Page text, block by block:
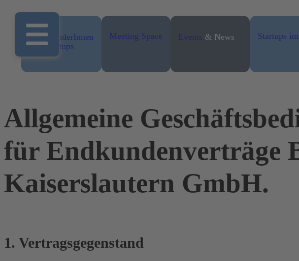
Für GründerInnen
und Startups
Meeting Space Events & News Startups
Allgemeine
für Endkundenverträge
Kaiserslautern GmbH.
1. Vertragsgegenstand